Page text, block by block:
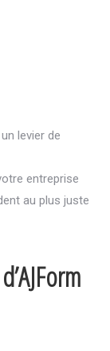
levier de
entreprise
au plus juste